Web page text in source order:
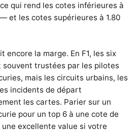
qui rend les cotes inférieures à
et les cotes supérieures à 1.80
encore la marge. En F1, les six
souvent trustées par les pilotes
mais les circuits urbains, les
incidents de départ
les cartes. Parier sur un
pour un top 6 à une cote de
excellente value si votre